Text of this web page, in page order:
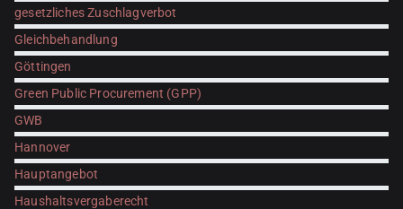
gesetzliches Zuschlagverbot
Gleichbehandlung
Göttingen
Green Public Procurement (GPP)
GWB
Hannover
Hauptangebot
Haushaltsvergaberecht